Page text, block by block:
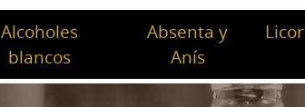
Alcoholes
blancos
Absenta y
Anís
Licor